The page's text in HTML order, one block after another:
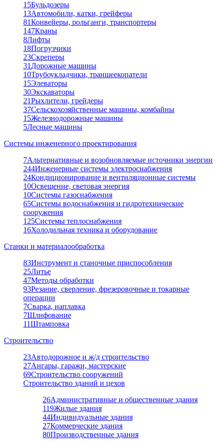
15Бульдозеры
13Автомобили, катки, грейферы
81Конвейеры, рольганги, транспортеры
147Краны
8Лифты
18Погрузчики
23Скреперы
31 Дорожные машины
10Трубоукладчики, траншеекопатели
15Элеваторы
30Экскаваторы
21Рыхлители, грейдеры
37Сельскохозяйственные машины, комбайны
15Железнодорожные машины
5Лесные машины
Системы инженерного проектирования
7Альтернативные и возобновляемые источники энергии
244Инженерные системы электроснабжения
24Кондиционирование и вентиляционные системы
10Освещение, световая энергия
10Системы газоснабжения
65Системы водоснабжения и гидротехнические
сооружения
125Системы теплоснабжения
16Холодильная техника и оборудование
Станки и материалообработка
83Инструмент и станочные приспособления
25Литье
47Методы обработки
93Резание, сверление, фрезеровочные и токарные
операции
7Сварка, наплавка
7Шлифование
11Штамповка
Строительство
23Автодорожное и ж/д строительство
27Ангары, гаражи, мастерские
69Строительство сооружений
Строительство зданий и цехов
26Административные и общественные здания
119Жилые здания
44Индивидуальные здания
27Коммерческие здания
80Производственные здания